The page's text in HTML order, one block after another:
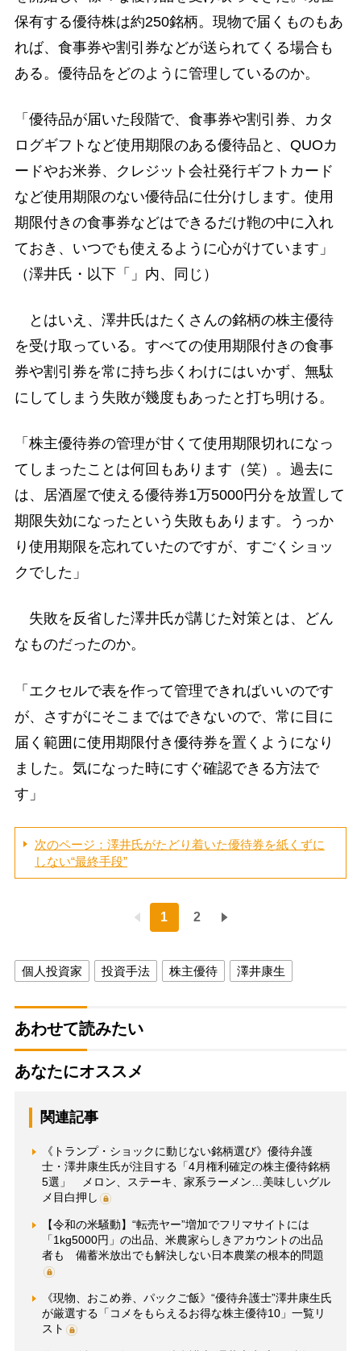
保有する優待株は約250銘柄。現物で届くものもあ
れば、食事券や割引券などが送られてくる場合も
ある。優待品をどのように管理しているのか。
「優待品が届いた段階で、食事券や割引券、カタ
ログギフトなど使用期限のある優待品と、QUOカ
ードやお米券、クレジット会社発行ギフトカード
など使用期限のない優待品に仕分けします。使用
期限付きの食事券などはできるだけ鞄の中に入れ
ておき、いつでも使えるように心がけています」
（澤井氏・以下「」内、同じ）
とはいえ、澤井氏はたくさんの銘柄の株主優待
を受け取っている。すべての使用期限付きの食事
券や割引券を常に持ち歩くわけにはいかず、無駄
にしてしまう失敗が幾度もあったと打ち明ける。
「株主優待券の管理が甘くて使用期限切れになっ
てしまったことは何回もあります（笑）。過去に
は、居酒屋で使える優待券1万5000円分を放置して
期限失効になったという失敗もあります。うっか
り使用期限を忘れていたのですが、すごくショッ
クでした」
失敗を反省した澤井氏が講じた対策とは、どん
なものだったのか。
「エクセルで表を作って管理できればいいのです
が、さすがにそこまではできないので、常に目に
届く範囲に使用期限付き優待券を置くようになり
ました。気になった時にすぐ確認できる方法で
す」
次のページ：澤井氏がたどり着いた優待券を紙くずに
しない“最終手段”
1 2
個人投資家 投資手法 株主優待 澤井康生
あわせて読みたい
あなたにオススメ
関連記事
《トランプ・ショックに動じない銘柄選び》優待弁護
士・澤井康生氏が注目する「4月権利確定の株主優待銘柄
5選」 メロン、ステーキ、家系ラーメン…美味しいグル
メ目白押し
【令和の米騒動】“転売ヤー”増加でフリマサイトには
「1kg5000円」の出品、米農家らしきアカウントの出品
者も 備蓄米放出でも解決しない日本農業の根本的問題
《現物、おこめ券、パックご飯》“優待弁護士”澤井康生氏
が厳選する「コメをもらえるお得な株主優待10」一覧リ
スト